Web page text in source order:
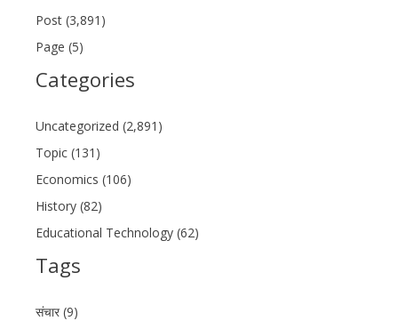
Post (3,891)
Page (5)
Categories
Uncategorized (2,891)
Topic (131)
Economics (106)
History (82)
Educational Technology (62)
Tags
संचार (9)